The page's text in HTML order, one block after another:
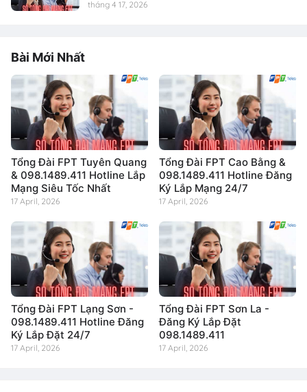
tháng 4 17, 2026
Bài Mới Nhất
Tổng Đài FPT Tuyên Quang
& 098.1489.411 Hotline Lắp
Mạng Siêu Tốc Nhất
17 April, 2026
Tổng Đài FPT Cao Bằng &
098.1489.411 Hotline Đăng
Ký Lắp Mạng 24/7
17 April, 2026
Tổng Đài FPT Lạng Sơn -
098.1489.411 Hotline Đăng
Ký Lắp Đặt 24/7
17 April, 2026
Tổng Đài FPT Sơn La -
Đăng Ký Lắp Đặt
098.1489.411
17 April, 2026